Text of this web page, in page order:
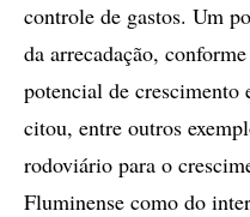
controle de gastos. Um
da arrecadação,
potencial de crescimento
citou, entre outros
rodoviário para o
Fluminense como do